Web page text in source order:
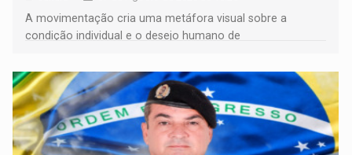
A movimentação cria uma metáfora visual sobre a
condição individual e o desejo humano de